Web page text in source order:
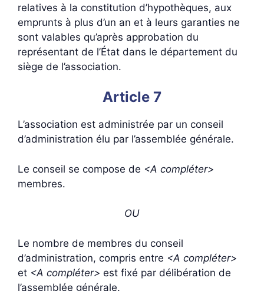
relatives à la constitution d’hypothèques, aux
emprunts à plus d’un an et à leurs garanties ne
sont valables qu’après approbation du
représentant de l’État dans le département du
siège de l’association.
Article 7
L’association est administrée par un conseil
d’administration élu par l’assemblée générale.
Le conseil se compose de <A compléter>
membres.
OU
Le nombre de membres du conseil
d’administration, compris entre <A compléter>
et <A compléter> est fixé par délibération de
l’assemblée générale.